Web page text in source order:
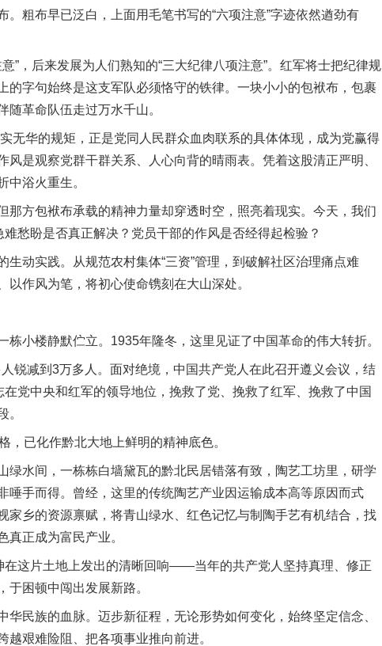
布早已泛白，上面用毛笔书写的“六项注意”字迹依然遒劲有
后来发展为人们熟知的“三大纪律八项注意”。红军将士把纪律规
字句始终是这支军队必须恪守的铁律。一块小小的包袱布，包裹
革命队伍走过万水千山。
华的规矩，正是党同人民群众血肉联系的具体体现，成为党赢得
是观察党群干群关系、人心向背的晴雨表。凭着这股清正严明、
中浴火重生。
方包袱布承载的精神力量却穿透时空，照亮着现实。今天，我们
愁盼是否真正解决？党员干部的作风是否经得起检验？
实践。从规范农村集体“三资”管理，到破解社区治理痛点难
作风为笔，将初心使命镌刻在大山深处。
楼静默伫立。1935年隆冬，这里见证了中国革命的伟大转折。
减到3万多人。面对绝境，中国共产党人在此召开遵义会议，结
党中央和红军的领导地位，挽救了党、挽救了红军、挽救了中国
。
已化作黔北大地上鲜明的精神底色。
水间，一栋栋白墙黛瓦的黔北民居错落有致，陶艺工坊里，研学
手而得。曾经，这里的传统陶艺产业因运输成本高等原因而式
乡的资源禀赋，将青山绿水、红色记忆与制陶手艺有机结合，找
正成为富民产业。
这片土地上发出的清晰回响——当年的共产党人坚持真理、修正
困顿中闯出发展新路。
族的血脉。迈步新征程，无论形势如何变化，始终坚定信念、
艰难险阻、把各项事业推向前进。